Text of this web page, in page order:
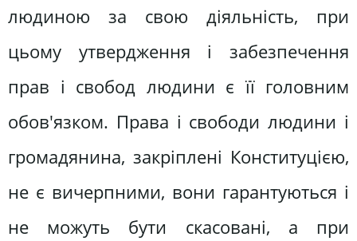
людиною за свою діяльність, при
цьому утвердження і забезпечення
прав і свобод людини є її головним
обов'язком. Права і свободи людини і
громадянина, закріплені Конституцією,
не є вичерпними, вони гарантуються і
не можуть бути скасовані, а при